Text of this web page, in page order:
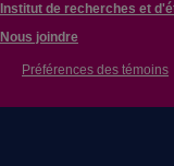
Institut de recherches et
Nous joindre
Préférences des témoins